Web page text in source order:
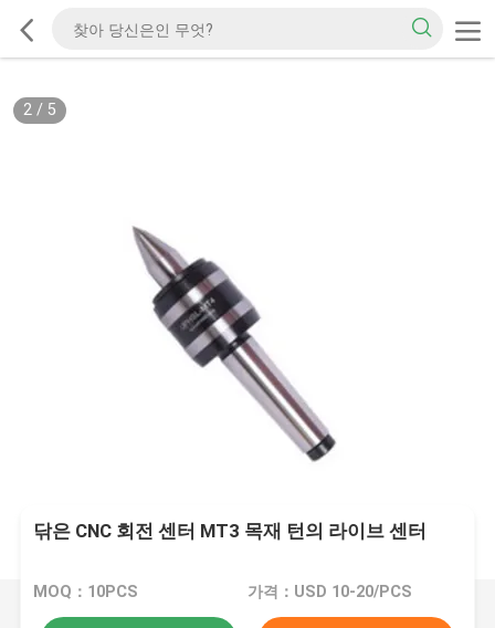
2/ 5
닦은 CNC 회전 센터 MT3 목재 턴의 라이브 센터
MOQ：10PCS 가격：USD 10-20/PCS